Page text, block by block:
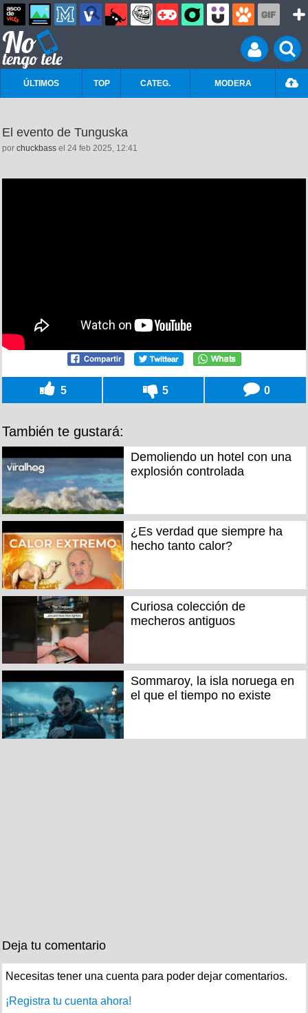
ÚLTIMOS TOP CATEG. MODERA
El evento de Tunguska
por chuckbass el 24 feb 2025, 12:41
5 5 0
También te gustará:
Demoliendo un hotel con una
explosión controlada
¿Es verdad que siempre ha
hecho tanto calor?
Curiosa colección de
mecheros antiguos
Sommaroy, la isla noruega en
el que el tiempo no existe
Deja tu comentario
Necesitas tener una cuenta para poder dejar comentarios.
¡Registra tu cuenta ahora!